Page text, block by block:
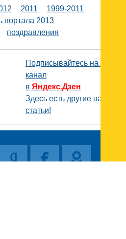
2011
1999-2011
портала 2013
поздравления
Подписывайтесь на наш
канал
в Яндекс.Дзен
Здесь есть другие наши
статьи!